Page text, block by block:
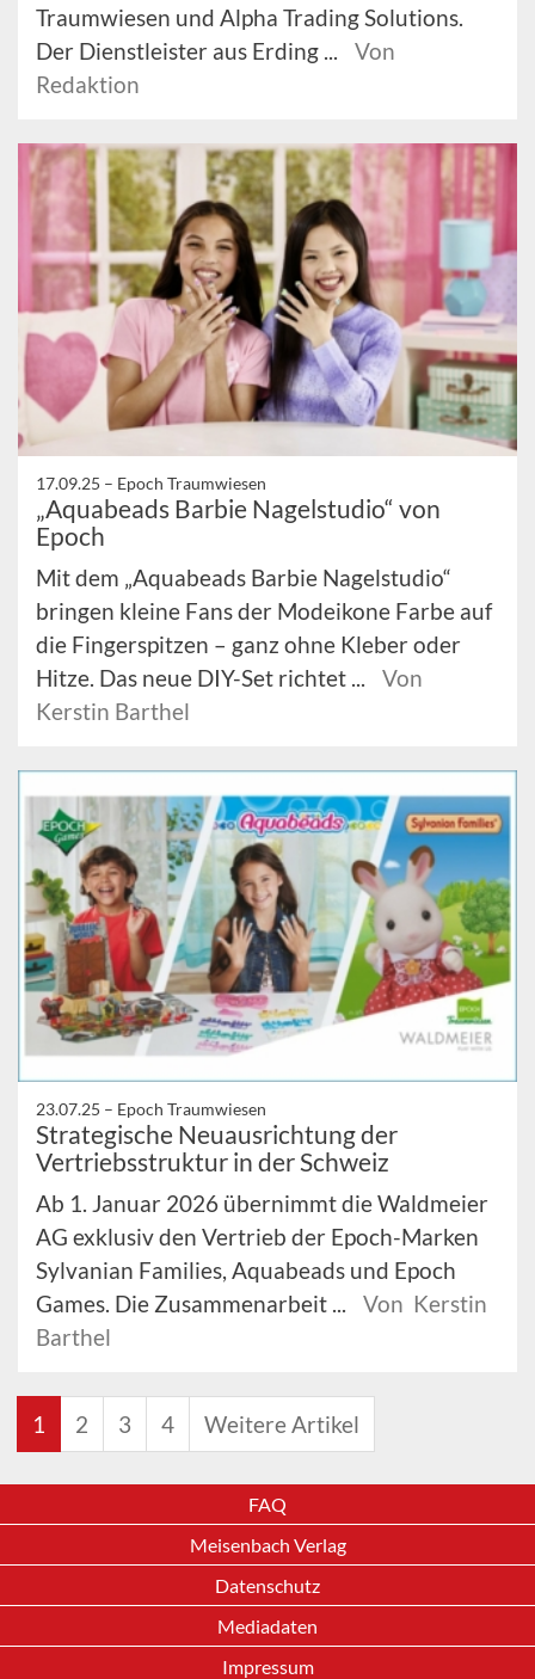
Traumwiesen und Alpha Trading Solutions.
Der Dienstleister aus Erding ...
Von
Redaktion
17.09.25 – Epoch Traumwiesen
„Aquabeads Barbie Nagelstudio“ von
Epoch
Mit dem „Aquabeads Barbie Nagelstudio“
bringen kleine Fans der Modeikone Farbe auf
die Fingerspitzen – ganz ohne Kleber oder
Hitze. Das neue DIY-Set richtet ...
Von
Kerstin Barthel
23.07.25 – Epoch Traumwiesen
Strategische Neuausrichtung der
Vertriebsstruktur in der Schweiz
Ab 1. Januar 2026 übernimmt die Waldmeier
AG exklusiv den Vertrieb der Epoch-Marken
Sylvanian Families, Aquabeads und Epoch
Games. Die Zusammenarbeit ...
Von Kerstin
Barthel
1 2 3 4 Weitere Artikel
FAQ
Meisenbach Verlag
Datenschutz
Mediadaten
Impressum